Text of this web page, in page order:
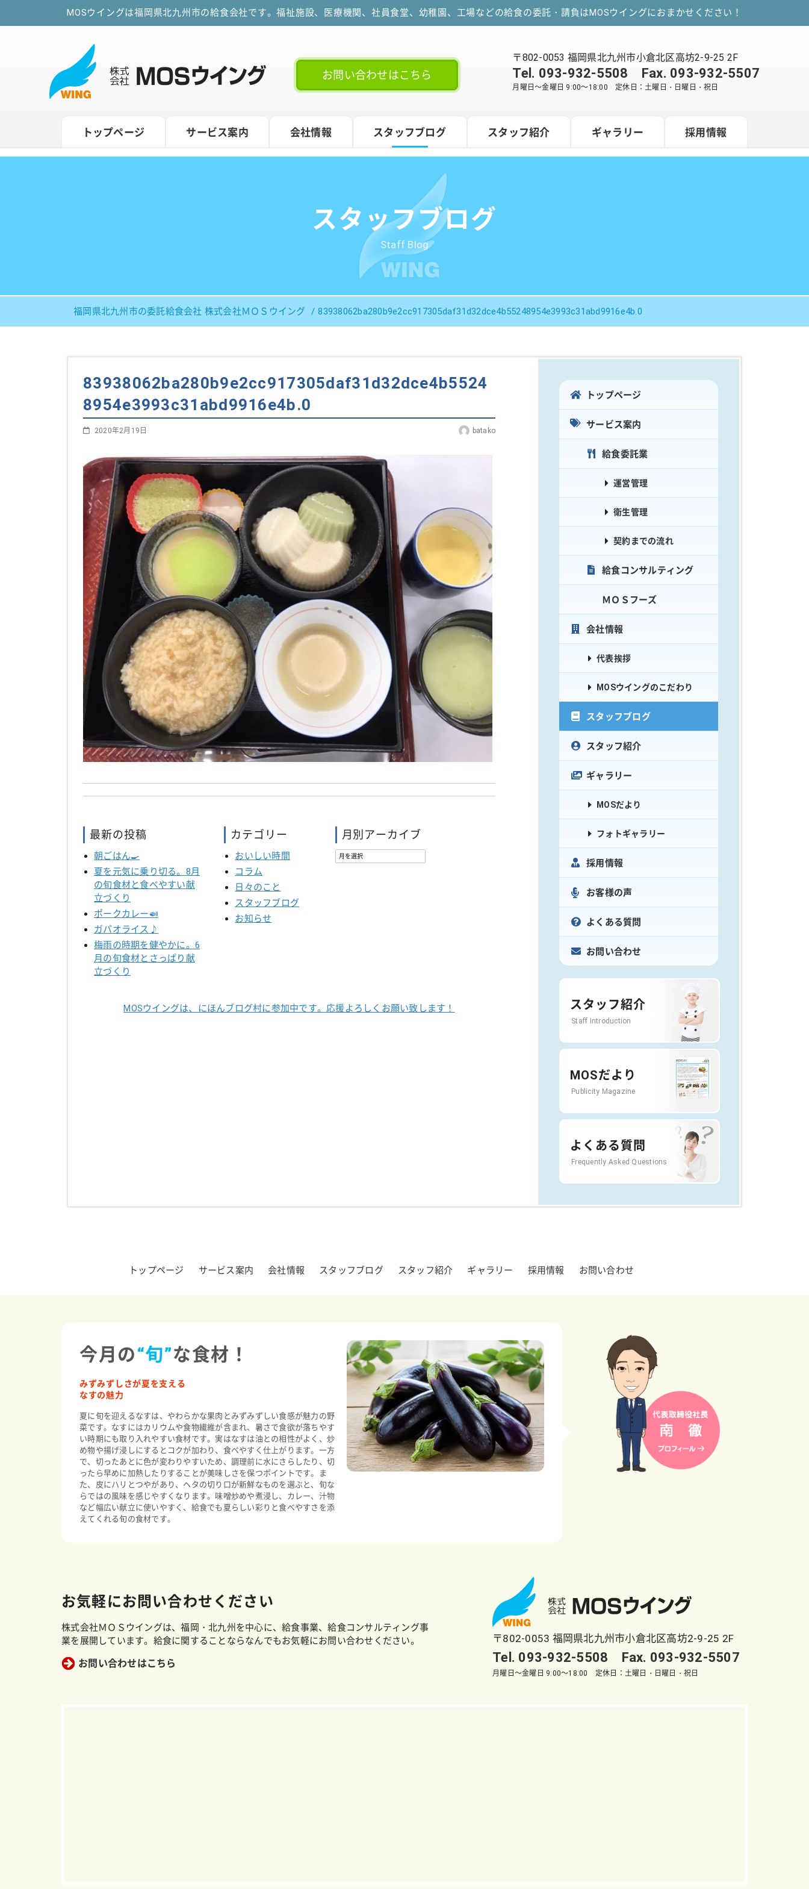
MOSウイングは福岡県北九州市の給食会社です。福祉施設、医療機関、社員食堂、幼稚園、工場などの給食の委託・請負はMOSウイングにおまかせください！
お問い合わせはこちら
〒802-0053 福岡県北九州市小倉北区高坊2-9-25 2F
Tel. 093-932-5508 Fax. 093-932-5507
月曜日～金曜日 9:00～18:00 定休日：土曜日・日曜日・祝日
トップページ サービス案内 会社情報 スタッフブログ スタッフ紹介 ギャラリー 採用情報
スタッフブログ
Staff Blog
福岡県北九州市の委託給食会社 株式会社ＭＯＳウイング 83938062ba280b9e2cc917305daf31d32dce4b55248954e3993c31abd9916e4b.0
83938062ba280b9e2cc917305daf31d32dce4b5524
8954e3993c31abd9916e4b.0
2020年2月19日 batako
最新の投稿
朝ごはん🍳
夏を元気に乗り切る。8月
の旬食材と食べやすい献
立づくり
ポークカレー🍛
ガパオライス♪
梅雨の時期を健やかに。6
月の旬食材とさっぱり献
立づくり
カテゴリー
おいしい時間
コラム
日々のこと
スタッフブログ
お知らせ
月別アーカイブ
MOSウイングは、にほんブログ村に参加中です。 応援よろしくお願い致します！
トップページ
サービス案内
給食委託業
運営管理
衛生管理
契約までの流れ
給食コンサルティング
ＭＯＳフーズ
会社情報
代表挨拶
MOSウイングのこだわり
スタッフブログ
スタッフ紹介
ギャラリー
MOSだより
フォトギャラリー
採用情報
お客様の声
よくある質問
お問い合わせ
スタッフ紹介
Staff Introduction
MOSだより
Publicity Magazine
よくある質問
Frequently Asked Questions
トップページ サービス案内 会社情報 スタッフブログ スタッフ紹介 ギャラリー 採用情報 お問い合わせ
今月の“旬”な食材！
みずみずしさが夏を支える
なすの魅力
夏に旬を迎えるなすは、やわらかな果肉とみずみずしい食感が魅力の野
菜です。なすにはカリウムや食物繊維が含まれ、暑さで食欲が落ちやす
い時期にも取り入れやすい食材です。実はなすは油との相性がよく、炒
め物や揚げ浸しにするとコクが加わり、食べやすく仕上がります。一方
で、切ったあとに色が変わりやすいため、調理前に水にさらしたり、切
ったら早めに加熱したりすることが美味しさを保つポイントです。ま
た、皮にハリとつやがあり、ヘタの切り口が新鮮なものを選ぶと、旬な
らではの風味を感じやすくなります。味噌炒めや煮浸し、カレー、汁物
など幅広い献立に使いやすく、給食でも夏らしい彩りと食べやすさを添
えてくれる旬の食材です。
お気軽にお問い合わせください
株式会社ＭＯＳウイングは、福岡・北九州を中心に、給食事業、給食コンサルティング事
業を展開しています。給食に関することならなんでもお気軽にお問い合わせください。
お問い合わせはこちら
〒802-0053 福岡県北九州市小倉北区高坊2-9-25 2F
Tel. 093-932-5508 Fax. 093-932-5507
月曜日～金曜日 9:00～18:00 定休日：土曜日・日曜日・祝日